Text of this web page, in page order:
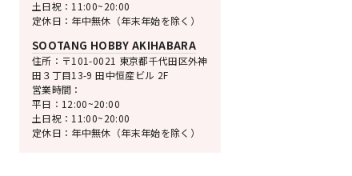
土日祝：11:00~20:00
定休日：年中無休（年末年始を除く）
SOOTANG HOBBY AKIHABARA
住所：〒101-0021 東京都千代田区外神
田３丁目13-9 田中恒産ビル 2F
営業時間：
平日：12:00~20:00
土日祝：11:00~20:00
定休日：年中無休（年末年始を除く）